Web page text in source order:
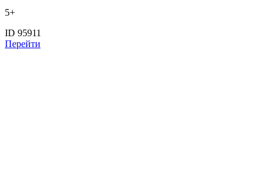
5+
ID 95911
Перейти